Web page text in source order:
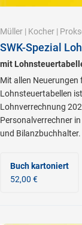
Müller | Kocher |
SWK-Spezial
mit
Mit allen Neuerungen
Lohnsteuertabellen
Lohnverrechnung
Personalverrechner
und Bilanzbuchhalter.
Buch kartoniert
52,00 €